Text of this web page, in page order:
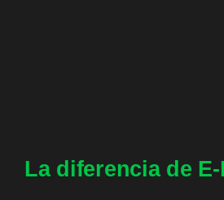
La diferencia de